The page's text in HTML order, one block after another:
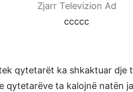
Zjarr Televizion Ad
ccccc
qytetarët ka shkaktuar dje
qytetarëve ta kalojnë natën